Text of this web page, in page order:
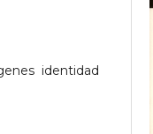
 identidad